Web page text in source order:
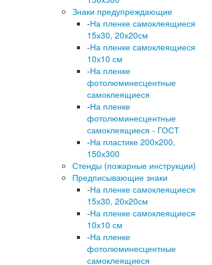
Знаки предупреждающие
-На пленке самоклеящиеся
15х30, 20х20см
-На пленке самоклеящиеся
10х10 см
-На пленке
фотолюминесцентные
самоклеящиеся
-На пленке
фотолюминесцентные
самоклеящиеся - ГОСТ
-На пластике 200х200,
150х300
Стенды (пожарные инструкции)
Предписывающие знаки
-На пленке самоклеящиеся
15х30, 20х20см
-На пленке самоклеящиеся
10х10 см
-На пленке
фотолюминесцентные
самоклеящиеся